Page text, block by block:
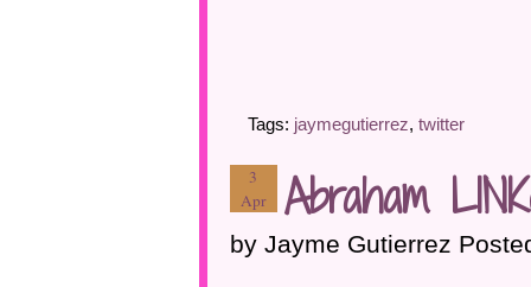
Tags: jaymegutierrez, twitter
3
Apr
Abraham
by Jayme Gutierrez